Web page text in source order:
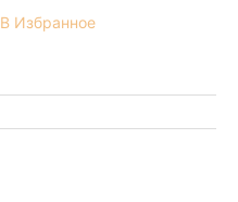
В Избранное